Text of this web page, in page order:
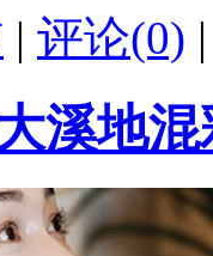
| 评论(0)
溪地